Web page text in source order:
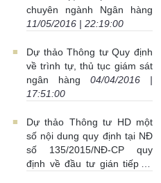
chuyên ngành Ngân hàng
11/05/2016 | 22:19:00
Dự thảo Thông tư Quy định
về trình tự, thủ tục giám sát
ngân hàng
04/04/2016 |
17:51:00
Dự thảo Thông tư HD một
số nội dung quy định tại NĐ
số 135/2015/NĐ-CP quy
định về đầu tư gián tiếp ra